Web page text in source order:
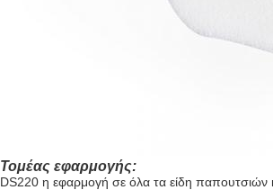
Τομέας εφαρμογής:
DS220 η εφαρμογή σε όλα τα είδη παπουτσιών